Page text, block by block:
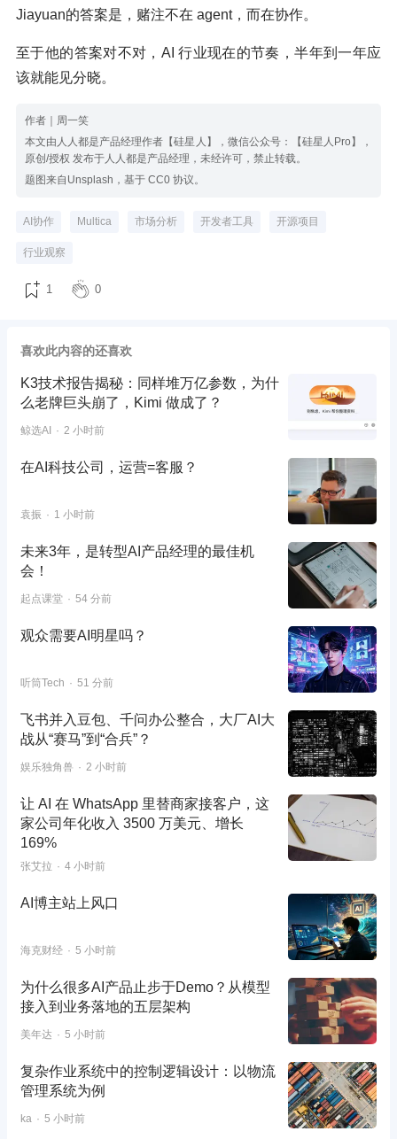
Jiayuan的答案是，赌注不在 agent，而在协作。
至于他的答案对不对，AI 行业现在的节奏，半年到一年应
该就能见分晓。
作者｜周一笑
本文由人人都是产品经理作者【硅星人】，微信公众号：【硅星人Pro】，
原创/授权 发布于人人都是产品经理，未经许可，禁止转载。
题图来自Unsplash，基于 CC0 协议。
AI协作 Multica 市场分析 开发者工具 开源项目
行业观察
1 0
喜欢此内容的还喜欢
K3技术报告揭秘：同样堆万亿参数，为什
么老牌巨头崩了，Kimi 做成了？
鲸选AI 2 小时前
在AI科技公司，运营=客服？
袁振 1 小时前
未来3年，是转型AI产品经理的最佳机
会！
起点课堂 54 分前
观众需要AI明星吗？
听筒Tech 51 分前
飞书并入豆包、千问办公整合，大厂AI大
战从“赛马”到“合兵”？
娱乐独角兽 2 小时前
让 AI 在 WhatsApp 里替商家接客户，这
家公司年化收入 3500 万美元、增长
169%
张艾拉 4 小时前
AI博主站上风口
海克财经 5 小时前
为什么很多AI产品止步于Demo？从模型
接入到业务落地的五层架构
美年达 5 小时前
复杂作业系统中的控制逻辑设计：以物流
管理系统为例
ka 5 小时前